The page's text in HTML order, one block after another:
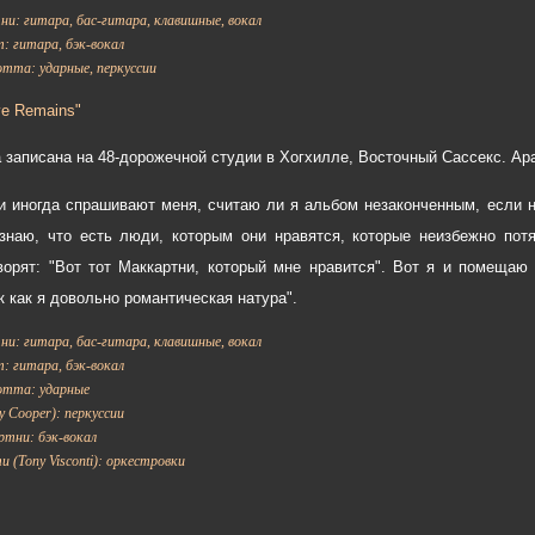
гитара, бас-гитара, клавишные, вокал
бэк-вокал
ударные, перкуссии
Remains"
на 48-дорожечной студии в Хогхилле, Восточный Сассекс.
спрашивают меня, считаю ли я альбом незаконченным, если
что есть люди, которым они нравятся, которые неизбежно
"Вот тот Маккартни, который мне нравится". Вот я и
как я довольно романтическая натура".
гитара, бас-гитара, клавишные, вокал
бэк-вокал
ударные
Cooper): перкуссии
бэк-вокал
(Tony Visconti): оркестровки